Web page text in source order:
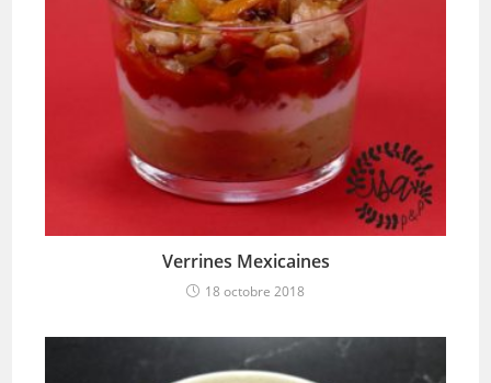
Verrines Mexicaines
18 octobre 2018